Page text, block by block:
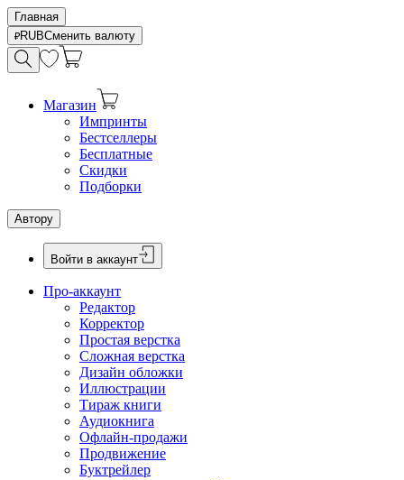
Главная
RUBСменить валюту
Магазин
Импринты
Бестселлеры
Бесплатные
Скидки
Подборки
Автору
Войти в аккаунт
Про-аккаунт
Редактор
Корректор
Простая верстка
Сложная верстка
Дизайн обложки
Иллюстрации
Тираж книги
Аудиокнига
Офлайн-продажи
Продвижение
Буктрейлер